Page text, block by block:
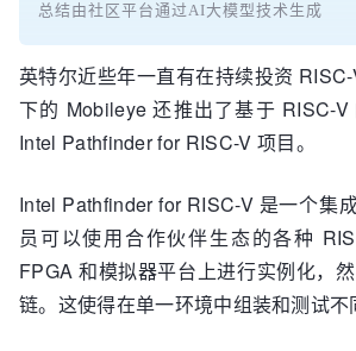
总结由社区平台通过AI大模型技术生成
英特尔近些年一直有在持续投资
下的 Mobileye 还推出了基于 RISC-
Intel Pathfinder for RISC-V 项目。
Intel Pathfinder for RISC-V 是一个集
员可以使用合作伙伴生态的各种
FPGA 和模拟器平台上进行实例化，
链。这使得在单一环境中组装和测试